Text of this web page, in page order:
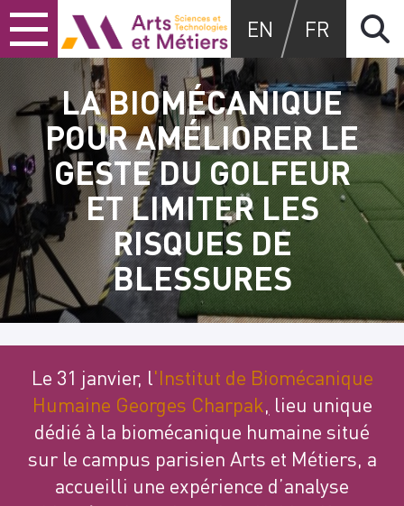
Skip
to
content
Skip
to
main
Skip
to
search
Arts et métiers
EN FR
LA BIOMÉCANIQUE
POUR AMÉLIORER LE
GESTE DU GOLFEUR
ET LIMITER LES
RISQUES DE
BLESSURES
Le 31 janvier, l'Institut de Biomécanique
Humaine Georges Charpak, lieu unique
dédié à la biomécanique humaine situé
sur le campus parisien Arts et Métiers, a
accueilli une expérience d’analyse